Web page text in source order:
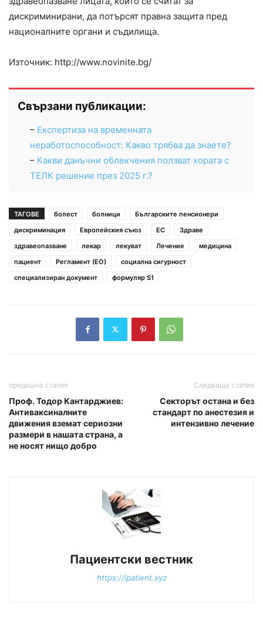
дискриминирани, да потърсят правна защита пред
националните органи и съдилища.
Източник: http://www.novinite.bg/
Свързани публикации:
– Експертиза на временната
неработоспособност: Какво трябва да знаете?
– Какви данъчни облекчения ползват хората с
ТЕЛК решение през 2025 г.?
ТАГОВЕ болест болници
Българските пенсионери
дискриминация
Европейския съюз ЕС
Здраве
здравеопазване
лекар лекуват Лечение
медицина
пациент
Регламент (ЕО)
социална сигурност
специализиран документ
формуляр S1
предишна статия
Проф. Тодор Кантарджиев:
Антиваксиналните
движения вземат сериозни
размери в нашата страна, а
не носят нищо добро
Следваща статия
Секторът остана и без
стандарт по анестезия и
интензивно лечение
Пациентски вестник
https://ipatient.xyz